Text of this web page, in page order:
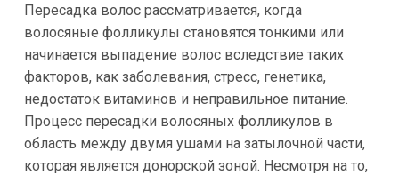
Пересадка волос рассматривается, когда
волосяные фолликулы становятся тонкими или
начинается выпадение волос вследствие таких
факторов, как заболевания, стресс, генетика,
недостаток витаминов и неправильное питание.
Процесс пересадки волосяных фолликулов в
область между двумя ушами на затылочной части,
которая является донорской зоной. Несмотря на то,